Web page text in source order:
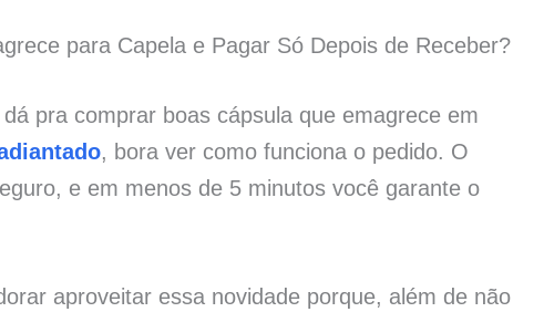
para Capela e Pagar Só Depois de Receber?
pra comprar boas cápsula que emagrece em
, bora ver como funciona o pedido. O
e em menos de 5 minutos você garante o
aproveitar essa novidade porque, além de não